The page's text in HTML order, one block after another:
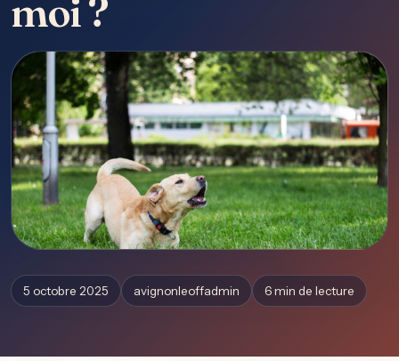
moi ?
5 octobre 2025 avignonleoffadmin 6 min de lecture